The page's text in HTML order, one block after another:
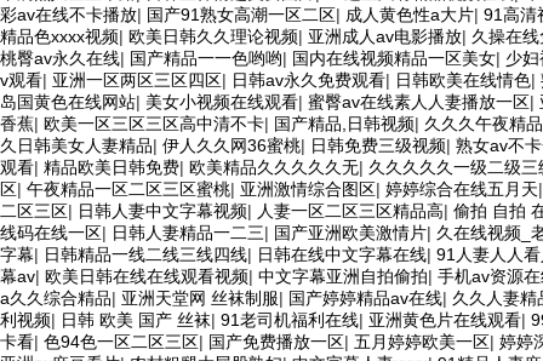
彩av在线不卡播放| 国产91熟女高潮一区二区| 成人黄色性a大片| 91高清
精品色xxxx视频| 欧美日韩久久理论视频| 亚洲成人av电影播放| 久操在
桃臀av永久在线| 国产精品一一色哟哟| 国内在线视频精品一区美女| 少
v观看| 亚洲一区两区三区四区| 日韩av永久免费观看| 日韩欧美在线情色|
岛国黄色在线网站| 美女小视频在线观看| 蜜臀av在线素人人妻播放一区|
香蕉| 欧美一区三区三区高中清不卡| 国产精品,日韩视频| 久久久午夜精
久日韩美女人妻精品| 伊人久久网36蜜桃| 日韩免费三级视频| 熟女av不
观看| 精品欧美日韩免费| 欧美精品久久久久久无| 久久久久久一级二级三
区| 午夜精品一区二区三区蜜桃| 亚洲激情综合图区| 婷婷综合在线五月天
二区三区| 日韩人妻中文字幕视频| 人妻一区二区三区精品高| 偷拍 自拍
线码在线一区| 日韩人妻精品一二三| 国产亚洲欧美激情片| 久在线视频_
字幕| 日韩精品一线二线三线四线| 日韩在线中文字幕在线| 91人妻人人
幕av| 欧美日韩在线在线观看视频| 中文字幕亚洲自拍偷拍| 手机av资源
a久久综合精品| 亚洲天堂网 丝袜制服| 国产婷婷精品av在线| 久久人妻精
利视频| 日韩 欧美 国产 丝袜| 91老司机福利在线| 亚洲黄色片在线观看|
卡看| 色94色一区二区三区| 国产免费播放一区| 五月婷婷欧美一区| 婷婷